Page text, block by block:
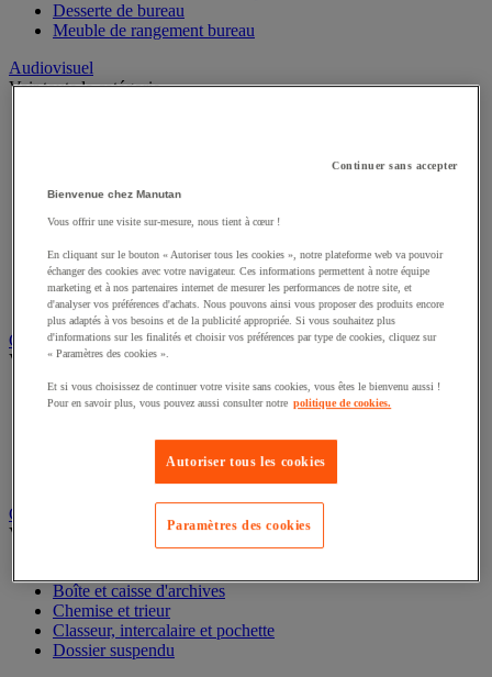
Desserte de bureau
Meuble de rangement bureau
Audiovisuel
Voir toute la catégorie
Équipement audio et Hi-Fi
Matériel de projection et vidéoprojection
Studio Web radio et vidéo
Système d'affichage dynamique et interactif
Télévision, lecteur DVD et Blu-ray
Chauffage, climatisation et traitement de l'air
Voir toute la catégorie
Chauffage
Rafraîchisseur d'air
Traitement de l'air
Classement et archivage
Voir toute la catégorie
Boîte et caisse d'archives
Chemise et trieur
Classeur, intercalaire et pochette
Dossier suspendu
Continuer sans accepter
Bienvenue chez Manutan
Vous offrir une visite sur-mesure, nous tient à cœur !
En cliquant sur le bouton « Autoriser tous les cookies », notre plateforme web va pouvoir
échanger des cookies avec votre navigateur. Ces informations permettent à notre équipe
marketing et à nos partenaires internet de mesurer les performances de notre site, et
d'analyser vos préférences d'achats. Nous pouvons ainsi vous proposer des produits encore
plus adaptés à vos besoins et de la publicité appropriée. Si vous souhaitez plus
d'informations sur les finalités et choisir vos préférences par type de cookies, cliquez sur
« Paramètres des cookies ».
Et si vous choisissez de continuer votre visite sans cookies, vous êtes le bienvenu aussi !
Pour en savoir plus, vous pouvez aussi consulter notre politique de cookies.
Autoriser tous les cookies
Paramètres des cookies